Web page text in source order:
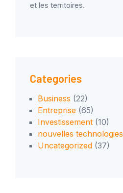
et les territoires.
Categories
Business (22)
Entreprise (65)
Investissement (10)
nouvelles technologies
Uncategorized (37)